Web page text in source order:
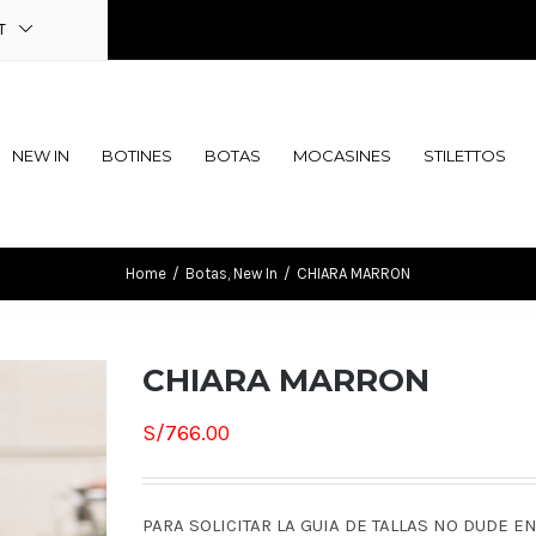
NEW IN BOTINES BOTAS MOCASINES STILETTOS
Home / Botas, New In / CHIARA MARRON
CHIARA MARRON
S/766.00
PARA SOLICITAR LA GUIA DE TALLAS NO DUDE